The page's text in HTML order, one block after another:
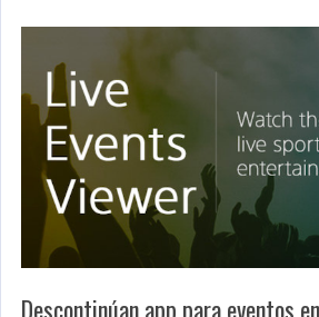
Descontinúan app para eventos